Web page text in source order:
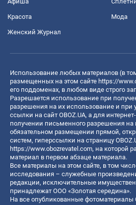
Красота Мода
Женский Журнал
Использование любых материалов (в
размещенных на этом сайте https://
его поддоменах, в любом виде строго
Разрешается использование при
разрешения на их использование и при
ссылки на сайт OBOZ.UA, а для
получении письменного разрешения на
обязательном размещении прямой,
систем, гиперссылки на страницу
https://www.obozrevatel.com, на которой
материал в первом абзаце материала.
Все материалы на этом сайте, в том
исследования – служебные
редакции, исключительные
принадлежат ООО «Золотая середина».
На все опубликованные фотоматериалы